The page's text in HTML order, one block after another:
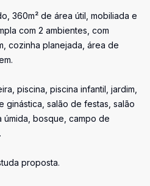
360m² de área útil, mobiliada e
com 2 ambientes, com
cozinha planejada, área de
piscina, piscina infantil, jardim,
ginástica, salão de festas, salão
úmida, bosque, campo de
proposta.